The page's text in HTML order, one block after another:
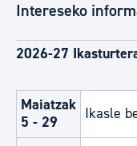
Intereseko
2026-27
Maiatzak
5 - 29
Ikasle